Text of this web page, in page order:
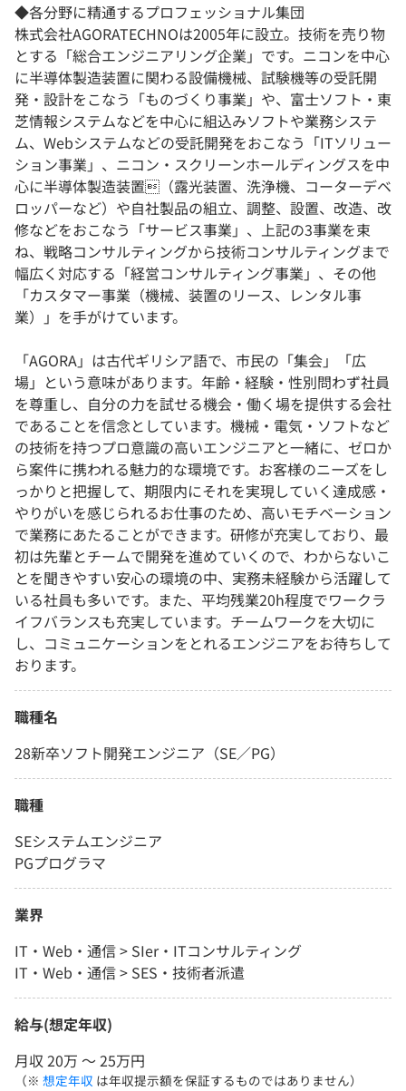
◆各分野に精通するプロフェッショナル集団
株式会社AGORATECHNOは2005年に設立。技術を売り物
とする「総合エンジニアリング企業」です。ニコンを中心
に半導体製造装置に関わる設備機械、試験機等の受託開
発・設計をこなう「ものづくり事業」や、富士ソフト・東
芝情報システムなどを中心に組込みソフトや業務システ
ム、Webシステムなどの受託開発をおこなう「ITソリュー
ション事業」、ニコン・スクリーンホールディングスを中
心に半導体製造装置（露光装置、洗浄機、コーターデベ
ロッパーなど）や自社製品の組立、調整、設置、改造、改
修などをおこなう「サービス事業」、上記の3事業を束
ね、戦略コンサルティングから技術コンサルティングまで
幅広く対応する「経営コンサルティング事業」、その他
「カスタマー事業（機械、装置のリース、レンタル事
業）」を手がけています。
「AGORA」は古代ギリシア語で、市民の「集会」「広
場」という意味があります。年齢・経験・性別問わず社員
を尊重し、自分の力を試せる機会・働く場を提供する会社
であることを信念としています。機械・電気・ソフトなど
の技術を持つプロ意識の高いエンジニアと一緒に、ゼロか
ら案件に携われる魅力的な環境です。お客様のニーズをし
っかりと把握して、期限内にそれを実現していく達成感・
やりがいを感じられるお仕事のため、高いモチベーション
で業務にあたることができます。研修が充実しており、最
初は先輩とチームで開発を進めていくので、わからないこ
とを聞きやすい安心の環境の中、実務未経験から活躍して
いる社員も多いです。また、平均残業20h程度でワークラ
イフバランスも充実しています。チームワークを大切に
し、コミュニケーションをとれるエンジニアをお待ちして
おります。
職種名
28新卒ソフト開発エンジニア（SE／PG）
職種
SEシステムエンジニア
PGプログラマ
業界
IT・Web・通信 > SIer・ITコンサルティング
IT・Web・通信 > SES・技術者派遣
給与(想定年収)
月収 20万 〜 25万円
（※ 想定年収 は年収提示額を保証するものではありません）